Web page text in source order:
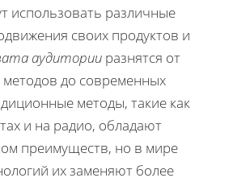
использовать различные
своих продуктов и
аудитории разнятся от
до современных
методы, такие как
и на радио, обладают
преимуществ, но в мире
их заменяют более